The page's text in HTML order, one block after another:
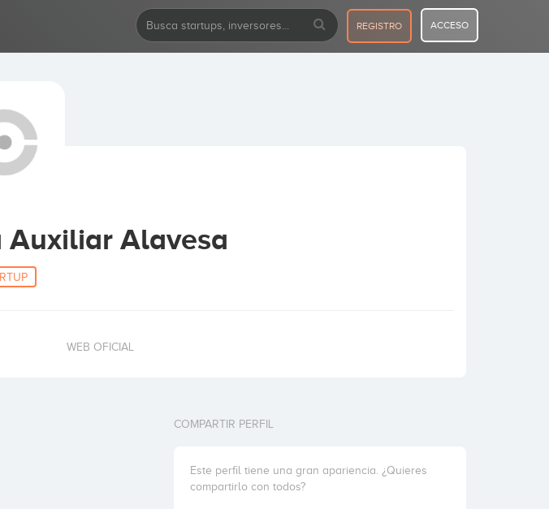
REGISTRO ACCESO
Auxiliar Alavesa
WEB OFICIAL
COMPARTIR PERFIL
Este perfil tiene una gran apariencia. ¿Quieres
compartirlo con todos?